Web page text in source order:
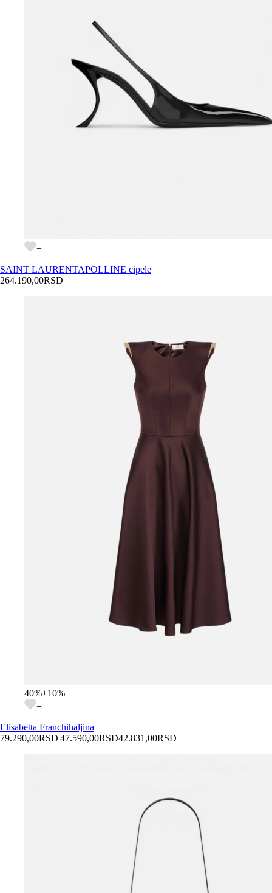
+
SAINT LAURENTAPOLLINE cipele
264.190,00RSD
40%+10%
+
Elisabetta Franchihaljina
79.290,00RSD|47.590,00RSD42.831,00RSD